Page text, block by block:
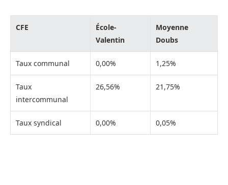
CFE
École-
Valentin
Moyenne
Doubs
Taux communal 0,00% 1,25%
Taux
intercommunal
26,56% 21,75%
Taux syndical 0,00% 0,05%